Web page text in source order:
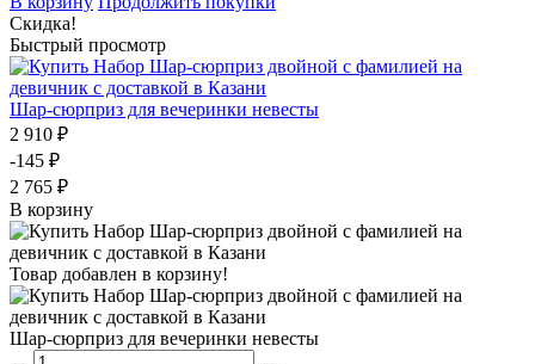
Скидка!
Быстрый просмотр
Шар-сюрприз для вечеринки невесты
2 910 ₽
-145 ₽
2 765 ₽
В корзину
Товар добавлен в корзину!
Шар-сюрприз для вечеринки невесты